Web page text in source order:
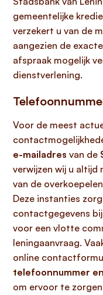
gemeentelijke
verzekert u van de
aangezien de
afspraak mogelijk
dienstverlening.
Voor de meest
e-mailadres van de
verwijzen wij u altijd
van de
Deze instanties
contactgegevens
voor een vlotte
leningaanvraag.
online
telefoonnummer
om ervoor te